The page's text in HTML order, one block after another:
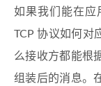
如果我们能在应
TCP 协议如何对
么接收方都能根
组装后的消息。